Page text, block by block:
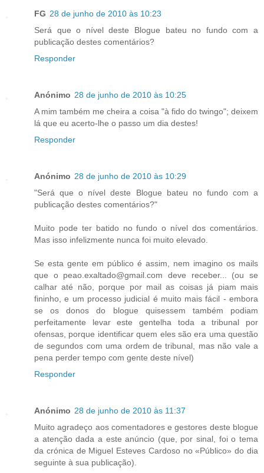
FG 28 de junho de 2010 às 10:23
Será que o nível deste Blogue bateu no fundo com a
publicação destes comentários?
Responder
Anónimo 28 de junho de 2010 às 10:25
A mim também me cheira a coisa "à fido do twingo"; deixem
lá que eu acerto-lhe o passo um dia destes!
Responder
Anónimo 28 de junho de 2010 às 10:29
"Será que o nível deste Blogue bateu no fundo com a
publicação destes comentários?"
Muito pode ter batido no fundo o nível dos comentários.
Mas isso infelizmente nunca foi muito elevado.
Se esta gente em público é assim, nem imagino os mails
que o peao.exaltado@gmail.com deve receber... (ou se
calhar até não, porque por mail as coisas já piam mais
fininho, e um processo judicial é muito mais fácil - embora
se os donos do blogue quisessem também podiam
perfeitamente levar este gentelha toda a tribunal por
ofensas, porque identificar quem eles são era uma questão
de segundos com uma ordem de tribunal, mas não vale a
pena perder tempo com gente deste nível)
Responder
Anónimo 28 de junho de 2010 às 11:37
Muito agradeço aos comentadores e gestores deste blogue
a atenção dada a este anúncio (que, por sinal, foi o tema
da crónica de Miguel Esteves Cardoso no «Público» do dia
seguinte à sua publicação).